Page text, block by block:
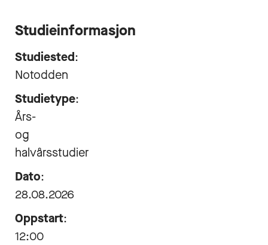
Studieinformasjon
Studiested:
Notodden
Studietype:
Års-
og
halvårsstudier
Dato:
28.08.2026
Oppstart:
12:00